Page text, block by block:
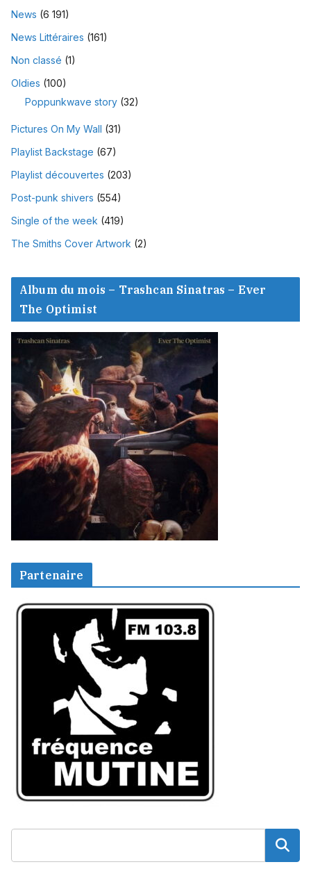
News (6 191)
News Littéraires (161)
Non classé (1)
Oldies (100)
Poppunkwave story (32)
Pictures On My Wall (31)
Playlist Backstage (67)
Playlist découvertes (203)
Post-punk shivers (554)
Single of the week (419)
The Smiths Cover Artwork (2)
Album du mois – Trashcan Sinatras – Ever
The Optimist
Partenaire